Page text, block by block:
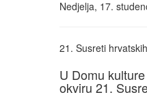
Nedjelja, 17.
21. Susreti
U Domu
okviru 21.